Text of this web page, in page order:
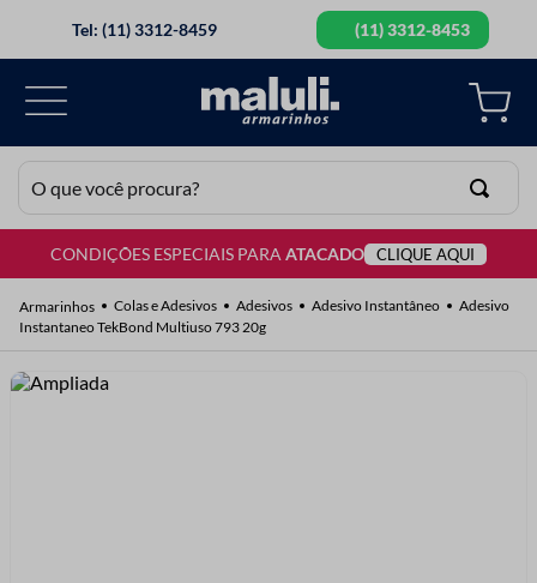
Tel: (11) 3312-8459 (11) 3312-8453
O que você procura?
CONDIÇÕES ESPECIAIS PARAATACADO CLIQUE AQUI
Colas e Adesivos Adesivos Adesivo Instantâneo
Adesivo
Instantaneo TekBond Multiuso 793 20g
TERMOS MAIS BUSCADOS
2º
barbante
3º
botão